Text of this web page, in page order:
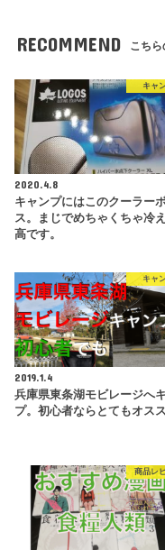
RECOMMEND こちら
キャ
2020.4.8
キャンプにはこのクーラー
ス。まじでめちゃくちゃ冷
高です。
キャ
2019.1.4
兵庫県東条湖モビレージへ
プ。初心者ならとてもオスス
商品レ